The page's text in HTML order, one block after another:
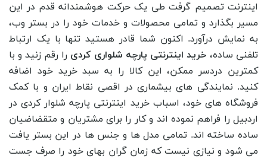
اینترنت تصمیم گرفت طی یک حرکت هوشمندانه قدم در این
مسیر بگذارد و تمامی محصولات و خدمات خود را در بستر وب،
به نمایش درآورد. اکنون شما قادر هستید تنها با یک ارتباط
تلفنی ساده، خرید اینترنتی پارچه شلواری کردی را رقم زنید و با
کمترین دردسر ممکن، این کالا را به سبد خرید خود اضافه
کنید. نمایندگی های بیشماری در اقصی نقاط ایران و با کمک
فروشگاه های خود، اسباب خرید اینترنتی پارچه شلوار کردی در
اردبیل را فراهم نموده اند و کار را برای مشتریان و متقضاضیان
ساده ساخته اند. تمامی مدل ها و جنس ها در این بستر یافت
می شود و نیازی نیست که زمان گران بهای خود را صرف جست